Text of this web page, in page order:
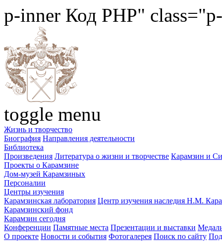
p-inner Код PHP"
toggle menu
Жизнь и творчество
Биография Направления деятельности
Библиотека
Произведения Литература о жизни и творчестве Карамзин и
Проекты о Карамзине
Дом-музей Карамзиных
Персоналии
Центры изучения
Карамзинская лаборатория Центр изучения наследия Н.М.
Карамзинский фонд
Карамзин сегодня
Конференции Памятные места Презентации и выставки
О проекте Новости и события Фотогалерея Поиск по сайту